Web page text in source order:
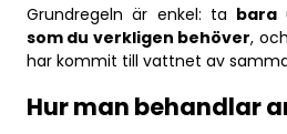
Grundregeln är enkel: ta bara
som du verkligen behöver,
har kommit till vattnet av
Hur man behandlar